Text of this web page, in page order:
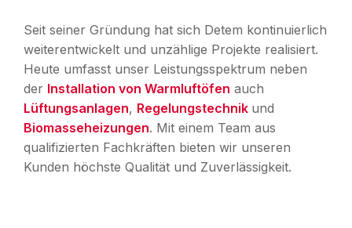
Seit seiner Gründung hat sich Detem kontinuierlich
weiterentwickelt und unzählige Projekte realisiert.
Heute umfasst unser Leistungsspektrum neben
der Installation von Warmluftöfen auch
Lüftungsanlagen, Regelungstechnik und
Biomasseheizungen. Mit einem Team aus
qualifizierten Fachkräften bieten wir unseren
Kunden höchste Qualität und Zuverlässigkeit.